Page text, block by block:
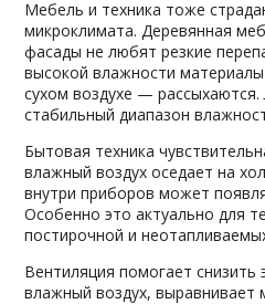
Мебель и техника тоже
микроклимата. Деревянная
фасады не любят резкие
высокой влажности
сухом воздухе —
стабильный диапазон
Бытовая техника
влажный воздух оседает на
внутри приборов может
Особенно это актуально для
постирочной и
Вентиляция помогает снизить
влажный воздух, выравнивает